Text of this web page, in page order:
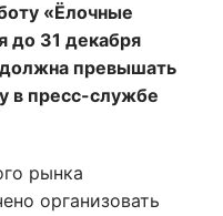
«Ёлочные
до 31 декабря
превышать
в пресс-службе
рынка
организовать